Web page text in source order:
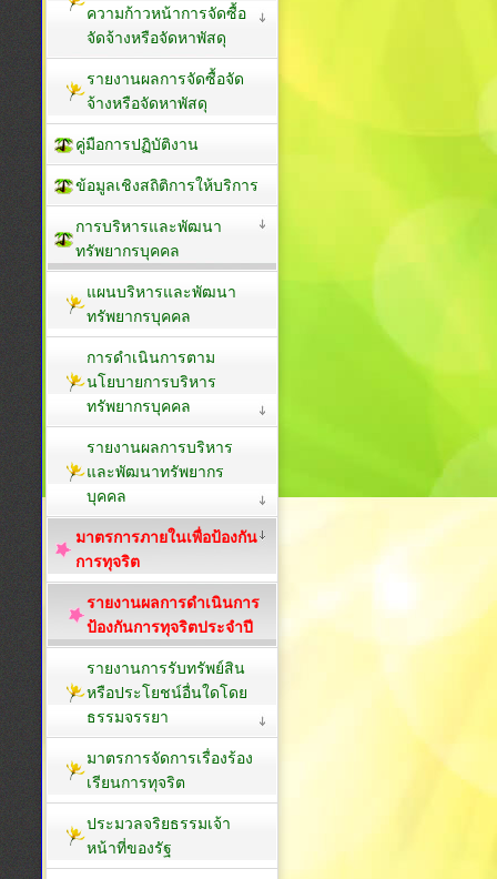
ความก้าวหน้าการจัดซื้อ
จัดจ้างหรือจัดหาพัสดุ
รายงานผลการจัดซื้อจัด
จ้างหรือจัดหาพัสดุ
คู่มือการปฏิบัติงาน
ข้อมูลเชิงสถิติการให้บริการ
การบริหารและพัฒนา
ทรัพยากรบุคคล
แผนบริหารและพัฒนา
ทรัพยากรบุคคล
การดำเนินการตาม
นโยบายการบริหาร
ทรัพยากรบุคคล
รายงานผลการบริหาร
และพัฒนาทรัพยากร
บุคคล
มาตรการภายในเพื่อป้องกัน
การทุจริต
รายงานผลการดำเนินการ
ป้องกันการทุจริตประจำปี
รายงานการรับทรัพย์สิน
หรือประโยชน์อื่นใดโดย
ธรรมจรรยา
มาตรการจัดการเรื่องร้อง
เรียนการทุจริต
ประมวลจริยธรรมเจ้า
หน้าที่ของรัฐ